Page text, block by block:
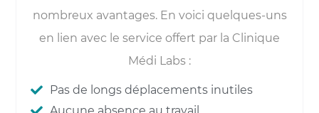
nombreux avantages. En voici quelques-uns
en lien avec le service offert par la Clinique
Médi Labs :
Pas de longs déplacements inutiles
Aucune absence au travail